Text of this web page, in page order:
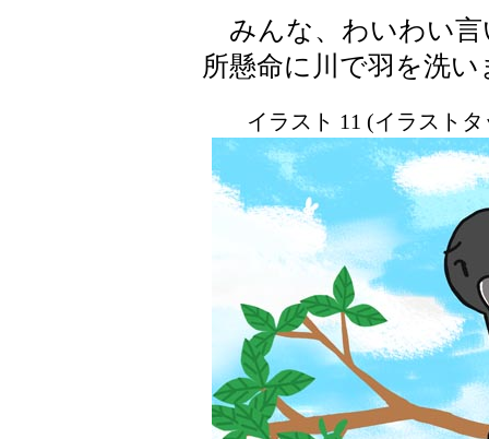
みんな、わいわい言
所懸命に川で羽を洗い
イラスト 11 (イラスト